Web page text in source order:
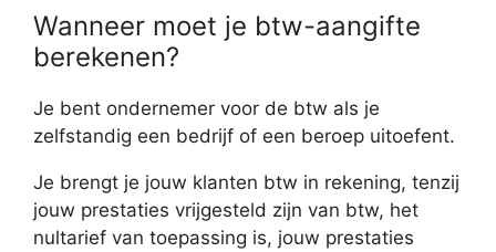
Wanneer moet je btw-aangifte
berekenen?
Je bent ondernemer voor de btw als je
zelfstandig een bedrijf of een beroep uitoefent.
Je brengt je jouw klanten btw in rekening, tenzij
jouw prestaties vrijgesteld zijn van btw, het
nultarief van toepassing is, jouw prestaties